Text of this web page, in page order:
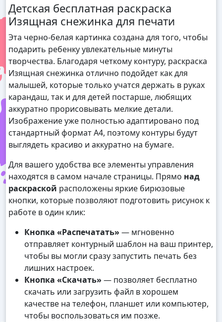
Детская бесплатная раскраска
Изящная снежинка для печати
Эта черно-белая картинка создана для того, чтобы
подарить ребенку увлекательные минуты
творчества. Благодаря четкому контуру, раскраска
Изящная снежинка отлично подойдет как для
малышей, которые только учатся держать в руках
карандаш, так и для детей постарше, любящих
аккуратно прорисовывать мелкие детали.
Изображение уже полностью адаптировано под
стандартный формат А4, поэтому контуры будут
выглядеть красиво и аккуратно на бумаге.
Для вашего удобства все элементы управления
находятся в самом начале страницы. Прямо над
раскраской расположены яркие бирюзовые
кнопки, которые позволяют подготовить рисунок к
работе в один клик:
Кнопка «Распечатать» — мгновенно
отправляет контурный шаблон на ваш принтер,
чтобы вы могли сразу запустить печать без
лишних настроек.
Кнопка «Скачать» — позволяет бесплатно
скачать или загрузить файл в хорошем
качестве на телефон, планшет или компьютер,
чтобы воспользоваться им позже.